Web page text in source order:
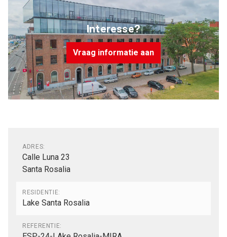
Interesse?
Vraag informatie aan
Algemeen
ADRES:
Calle Luna 23
Santa Rosalia
RESIDENTIE:
Lake Santa Rosalia
REFERENTIE: